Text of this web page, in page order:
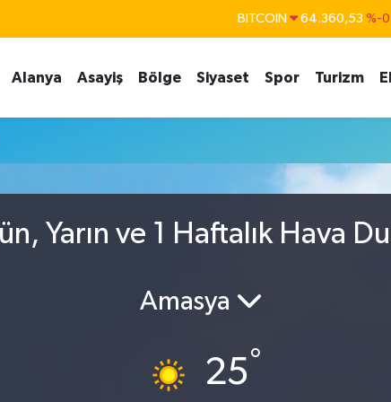
BITCOIN 64.360,53 %-
EURO 55,0265
STERLİN 64,1897
BİST100 13.887
Alanya Asayiş Bölge Siyaset Spor Turizm
Yarın ve 1 Haftalık Hava
Amasya
25°